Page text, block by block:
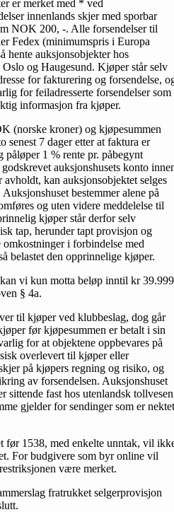
er merket med * ved
innenlands skjer med sporbar
NOK 200, -. Alle forsendelser til
Fedex (minimumspris i Europa
hente auksjonsobjekter hos
og Haugesund. Kjøper står selv
for fakturering og forsendelse,
for feiladresserte forsendelser som
informasjon fra kjøper.
(norske kroner) og kjøpesummen
senest 7 dager etter at faktura er
påløper 1 % rente pr. påbegynt
auksjonshusets konto
avholdt, kan auksjonsobjektet selges
bestemmer alene på
og uten videre meddelelse til
kjøper står derfor selv
tap, herunder tapt provisjon og
i forbindelse med
belastet den opprinnelige kjøper.
vi kun motta beløp inntil kr 39.999
§ 4a.
til kjøper ved klubbeslag, dog går
før kjøpesummen er betalt i sin
for at objektene oppbevares på
overlevert til kjøper eller
på kjøpers regning og risiko, og
av forsendelsen. Auksjonshuset
sittende fast hos utenlandsk
gjelder for sendinger som er nektet
før 1538, med enkelte unntak, vil
For budgivere som byr online vil
være merket.
fratrukket selgerprovisjon